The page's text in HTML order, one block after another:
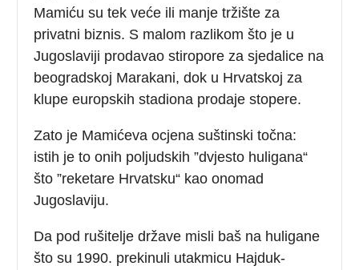
Mamiću su tek veće ili manje tržište za
privatni biznis. S malom razlikom što je u
Jugoslaviji prodavao stiropore za sjedalice na
beogradskoj Marakani, dok u Hrvatskoj za
klupe europskih stadiona prodaje stopere.
Zato je Mamićeva ocjena suštinski točna:
istih je to onih poljudskih ”dvjesto huligana“
što ”reketare Hrvatsku“ kao onomad
Jugoslaviju.
Da pod rušitelje države misli baš na huligane
što su 1990. prekinuli utakmicu Hajduk-